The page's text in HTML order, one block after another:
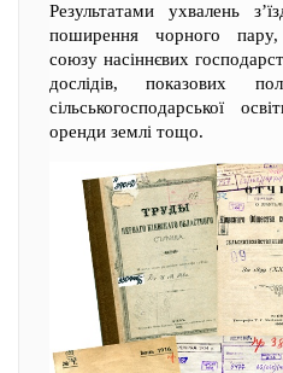
Результатами ухвалень
поширення чорного пару,
союзу насіннєвих
дослідів, показових
сільськогосподарської
оренди землі тощо.